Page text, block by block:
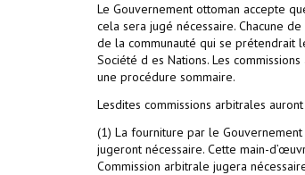
Le Gouvernement ottoman accepte
cela sera jugé nécessaire. Chacune
de la communauté qui se prétendrait
Société d es Nations. Les
une procédure sommaire.
Lesdites commissions arbitrales
(1) La fourniture par le
jugeront nécessaire. Cette main-
Commission arbitrale jugera